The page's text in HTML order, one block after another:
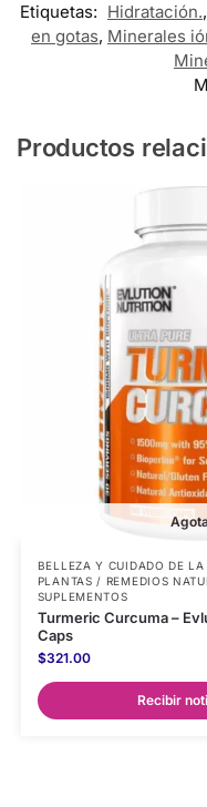
Etiquetas: Hidratación.,
en gotas, Minerales
Productos
BELLEZA Y CUIDADO DE LA
PLANTAS / REMEDIOS
SUPLEMENTOS
Turmeric Curcuma –
Caps
$321.00
Recibir